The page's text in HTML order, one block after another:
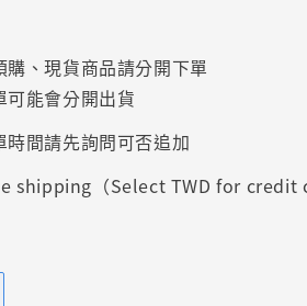
購、現貨商品請分開下單
可能會分開出貨
時間請先詢問可否追加
shipping（Select TWD for credit